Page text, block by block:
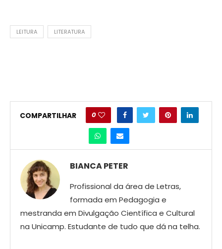
LEITURA LITERATURA
COMPARTILHAR 0
BIANCA PETER
Profissional da área de Letras,
formada em Pedagogia e
mestranda em Divulgação Científica e Cultural
na Unicamp. Estudante de tudo que dá na telha.